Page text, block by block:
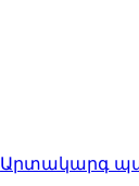
Արտակարգ